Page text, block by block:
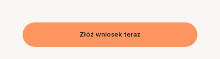
Złóż wniosek teraz